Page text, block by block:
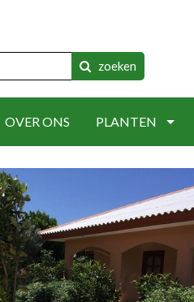
zoeken
OVER ONS PLANTEN